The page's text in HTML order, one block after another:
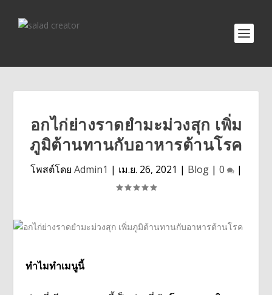
อกไก่ย่างราดยำมะม่วงสุก เพิ่ม
ภูมิต้านทานกับอาหารต้านโรค
โพสต์โดย Admin1 | เม.ย. 26, 2021 | Blog| 0 |
ทำไมทำเมนูนี้